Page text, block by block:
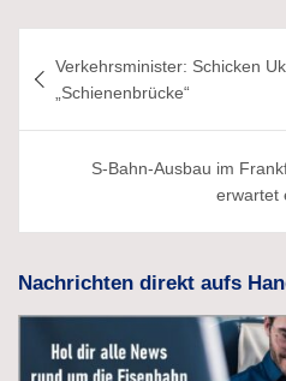
Verkehrsminister: Schicken
„Schienenbrücke“
S-Bahn-Ausbau im
erwartet
Nachrichten direkt aufs